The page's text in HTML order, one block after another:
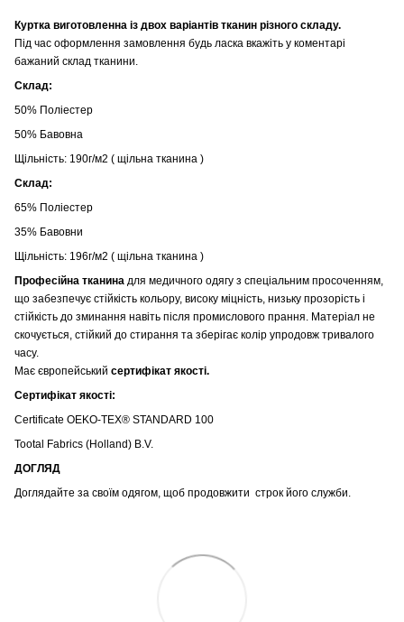
Куртка виготовленна із двох варіантів тканин рiзного складу.
Під час оформлення замовлення будь ласка вкажіть у коментарі
бажаний склад тканини.
Склад:
50% Поліестер
50% Бавовна
Щільність: 190г/м2 ( щільна тканина )
Склад:
65% Поліестер
35% Бавовни
Щільність: 196г/м2 ( щільна тканина )
Професійна тканина для медичного одягу з спеціальним просоченням,
що забезпечує стійкість кольору, високу міцність, низьку прозорість і
стійкість до зминання навіть після промислового прання. Матеріал не
скочується, стійкий до стирання та зберігає колір упродовж тривалого
часу.
Має європейський сертифікат якості.
Сертифікат якості:
Certificate OEKO-TEX® STANDARD 100
Tootal Fabrics (Holland) B.V.
ДОГЛЯД
Доглядайте за своїм одягом, щоб продовжити строк його служби.